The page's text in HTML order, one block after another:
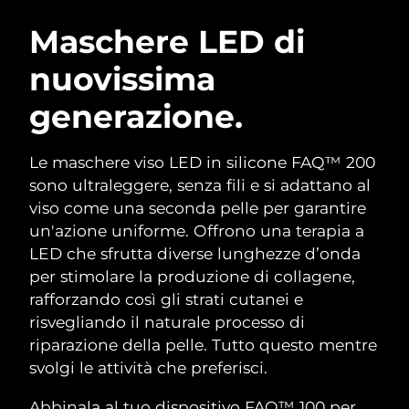
Maschere LED di
nuovissima
generazione.
Le maschere viso LED in silicone FAQ™ 200
sono ultraleggere, senza fili e si adattano al
viso come una seconda pelle per garantire
un'azione uniforme. Offrono una terapia a
LED che sfrutta diverse lunghezze d’onda
per stimolare la produzione di collagene,
rafforzando così gli strati cutanei e
risvegliando il naturale processo di
riparazione della pelle. Tutto questo mentre
svolgi le attività che preferisci.
Detersione viso
Anti-aging massage
LUNA™ 4 Plus
Massage, LED heating
LUNA™ 4 Men
For men, anti-aging massage
Lifting viso
Microcurrent toning
BEAR™ 2 go
Microcurrent toning on-the-go
BEAR™ 2 eyes & lips
Microcurrent line smoothing device
Idratazione
UFO™ 3 pacchetto
Deep facial hydration
UFO™ 3 LED
Near-infrared and red light therapy
device
Igiene orale
issa™ 4
Hybrid silicone sonic toothbrush
issa™ 4 plus
Smart hybrid silicone sonic toothbrush
TRATTAMENTI ANTI-AGE FAQ™
Anti-age Trattamenti LED
NEW
Austria Consegna stimata
Bahrein
Belgio Consegna stimata
Bermuda Consegna stimata8/16/26
Bosnia ed
Erzegovina
Consegna stimata8/13/26
Brunei Consegna stimata 8/15/26
Bulgaria Consegna stimata
Canada Consegna stimata8/14/26